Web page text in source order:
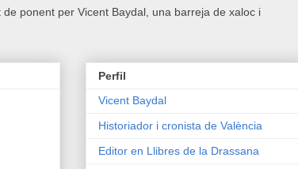
ponent per Vicent Baydal, una barreja de xaloc i
Perfil
Vicent Baydal
Historiador i cronista de València
Editor en Llibres de la Drassana